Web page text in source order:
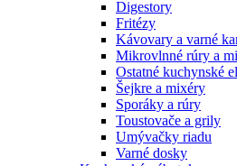
Digestory
Fritézy
Kávovary a varné
Mikrovlnné rúry a
Ostatné kuchynské
Šejkre a mixéry
Sporáky a rúry
Toustovače a grily
Umývačky riadu
Varné dosky